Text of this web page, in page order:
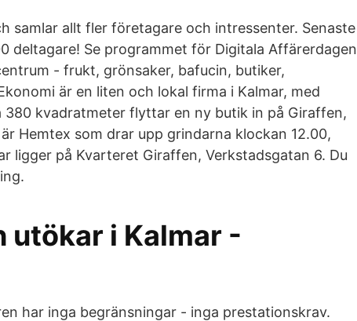
samlar allt fler företagare och intressenter. Senaste
deltagare! Se programmet för Digitala Affärerdagen
- frukt, grönsaker, bafucin, butiker,
är en liten och lokal firma i Kalmar, med
380 kvadratmeter flyttar en ny butik in på Giraffen,
Hemtex som drar upp grindarna klockan 12.00,
ligger på Kvarteret Giraffen, Verkstadsgatan 6. Du
utökar i Kalmar -
har inga begränsningar - inga prestationskrav.